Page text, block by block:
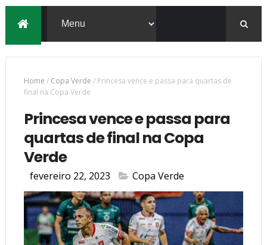
Home / Copa Verde / Princesa vence e passa para quartas de
final na Copa Verde
Princesa vence e passa para
quartas de final na Copa
Verde
fevereiro 22, 2023 Copa Verde